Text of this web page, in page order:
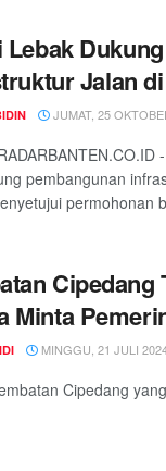
Lebak
Jalan
JUMAT, 25
pembangunan
permohonan
Cipedang
Minta
MINGGU, 21 JULI
Cipedang